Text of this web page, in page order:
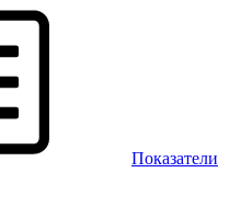
Показатели